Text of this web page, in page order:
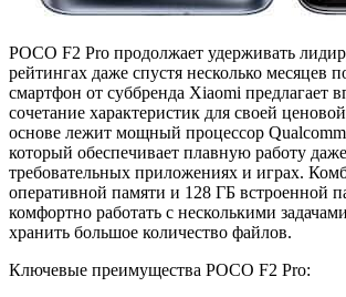
POCO F2 Pro продолжает удерживать
рейтингах даже спустя несколько месяцев
смартфон от суббренда Xiaomi предлагает
сочетание характеристик для своей
основе лежит мощный процессор Qualcomm
который обеспечивает плавную работу
требовательных приложениях и играх.
оперативной памяти и 128 ГБ встроенной
комфортно работать с несколькими
хранить большое количество файлов.
Ключевые преимущества POCO F2 Pro: